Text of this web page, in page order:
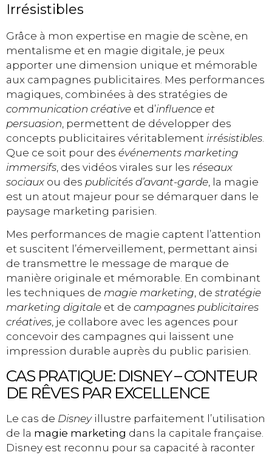
Irrésistibles
Grâce à mon expertise en magie de scène, en
mentalisme et en magie digitale, je peux
apporter une dimension unique et mémorable
aux campagnes publicitaires. Mes performances
magiques, combinées à des stratégies de
communication créative et d’influence et
persuasion , permettent de développer des
concepts publicitaires véritablement irrésistibles
Que ce soit pour des événements marketing
immersifs , des vidéos virales sur les réseaux
sociaux ou des publicités d’avant-garde , la magie
est un atout majeur pour se démarquer dans le
paysage marketing parisien.
Mes performances de magie captent l’attention
et suscitent l’émerveillement, permettant ainsi
de transmettre le message de marque de
manière originale et mémorable. En combinant
les techniques de magie marketing, de stratégie
marketing digitale et de campagnes publicitaires
créatives, je collabore avec les agences pour
concevoir des campagnes qui laissent une
impression durable auprès du public parisien.
CAS PRATIQUE: DISNEY – CONTEUR
DE RÊVES PAR EXCELLENCE
Le cas de Disneyillustre parfaitement l’utilisation
de la magie marketing dans la capitale française.
Disney est reconnu pour sa capacité à raconter